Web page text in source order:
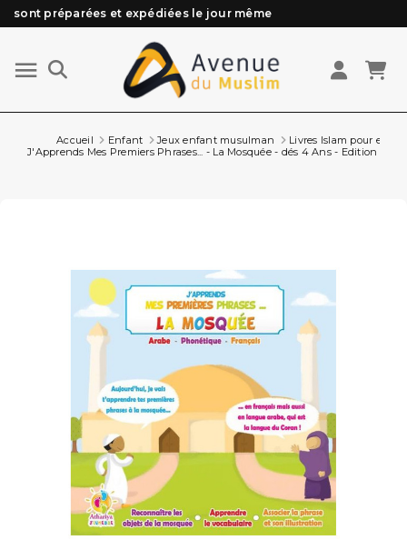
sont préparées et expédiées le jour même
Besoin d'aide ? Retrouvez notre FAQ
Livraison offerte à partir de 89€ d'achat*
Les Commandes passées avant 15h (lun au Vend)
Accueil Enfant Jeux enfant musulman
Livres Islam pour
J'Apprends Mes Premiers Phrases... - La Mosquée - dés 4 Ans - Edition